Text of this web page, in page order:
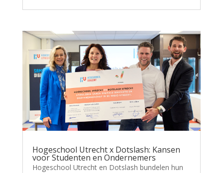
Hogeschool Utrecht x Dotslash: Kansen
voor Studenten en Ondernemers
Hogeschool Utrecht en Dotslash bundelen hun